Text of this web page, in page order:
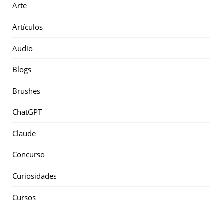
Arte
Artículos
Audio
Blogs
Brushes
ChatGPT
Claude
Concurso
Curiosidades
Cursos